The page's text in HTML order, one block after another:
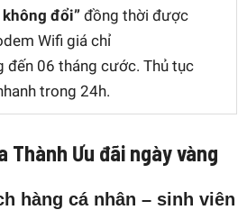
đổi”đồng thời được
Wifi giá chỉ
đến 06 tháng cước. Thủ tục
trong 24h.
Thành Ưu đãi ngày vàng
hàng cá nhân – sinh viên